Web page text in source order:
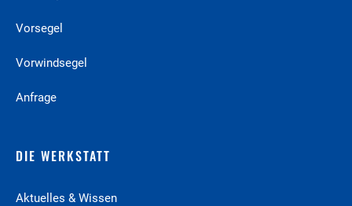
Vorsegel
Vorwindsegel
Anfrage
DIE WERKSTATT
Aktuelles & Wissen